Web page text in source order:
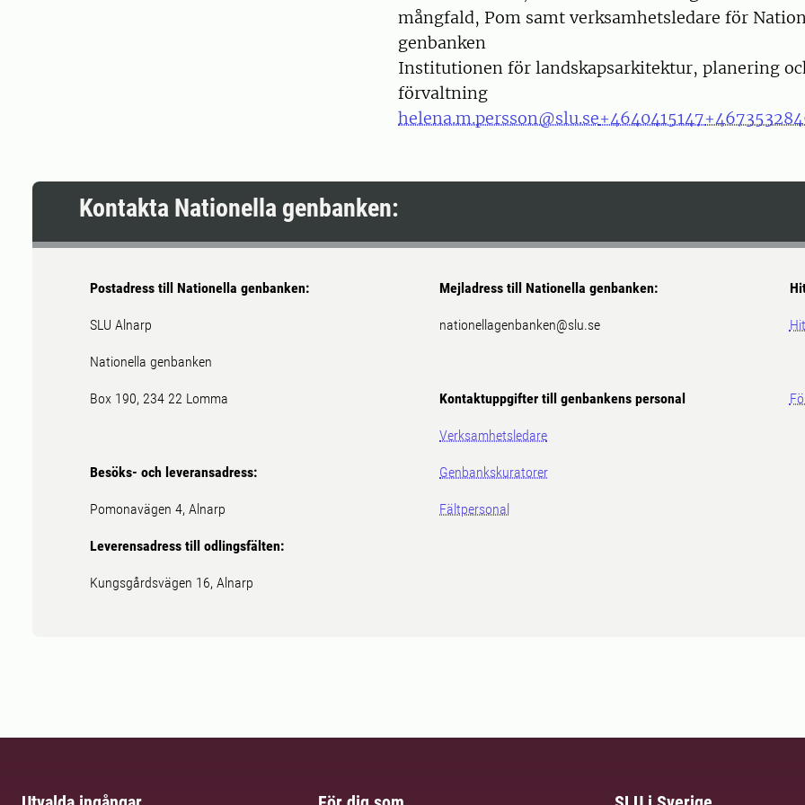
mångfald, Pom samt verksamhetsledare för
genbanken
Institutionen för landskapsarkitektur, planering
förvaltning
helena.m.persson@slu.se+4640415147
Kontakta Nationella genbanken:
Postadress till Nationella genbanken:
SLU Alnarp
Nationella genbanken
Box 190, 234 22 Lomma
Besöks- och leveransadress:
Pomonavägen 4, Alnarp
Leverensadress till odlingsfälten:
Kungsgårdsvägen 16, Alnarp
Mejladress till Nationella genbanken:
nationellagenbanken@slu.se
Kontaktuppgifter till genbankens personal
Verksamhetsledare
Genbankskuratorer
Fältpersonal